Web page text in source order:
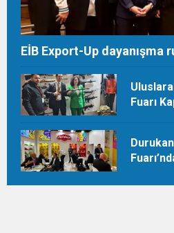
EİB Export-Up dayanışma
Fuarı